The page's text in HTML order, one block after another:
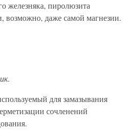
железняка, пиролюзита
возможно, даже самой магнезии.
.
для замазывания
сочленений